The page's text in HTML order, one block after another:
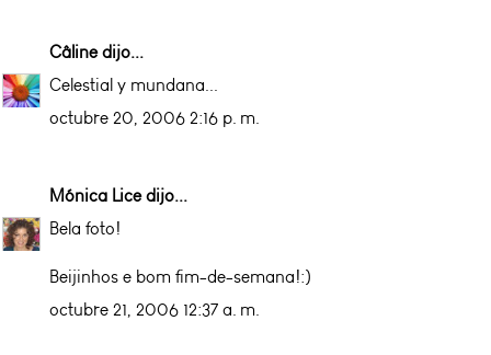
Câlinedijo...
Celestial y mundana...
octubre 20, 2006 2:16 p. m.
Mónica Licedijo...
Bela foto!
Beijinhos e bom fim-de-semana!:)
octubre 21, 2006 12:37 a. m.